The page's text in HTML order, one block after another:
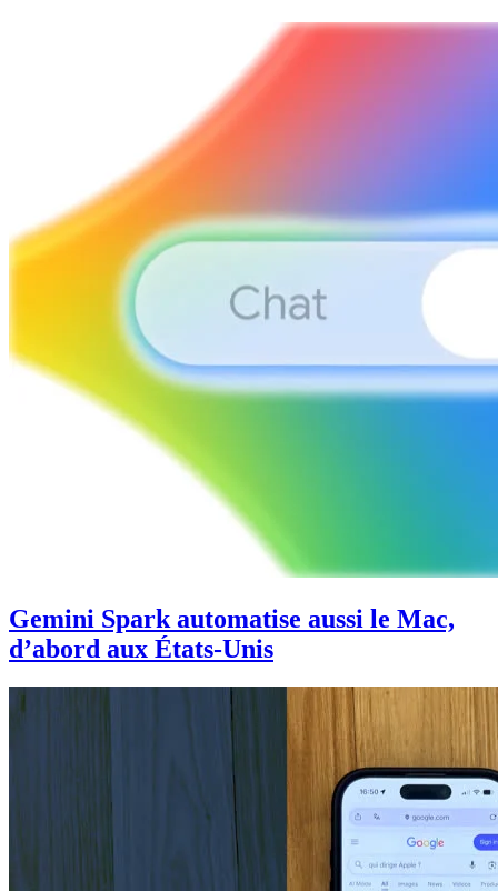
Gemini Spark automatise aussi le Mac,
d’abord aux États-Unis